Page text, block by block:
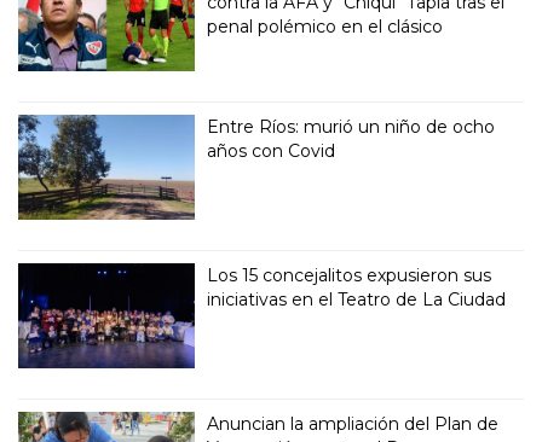
penal polémico en el clásico
Entre Ríos: murió un niño de ocho
años con Covid
Los 15 concejalitos expusieron sus
iniciativas en el Teatro de La Ciudad
Anuncian la ampliación del Plan de